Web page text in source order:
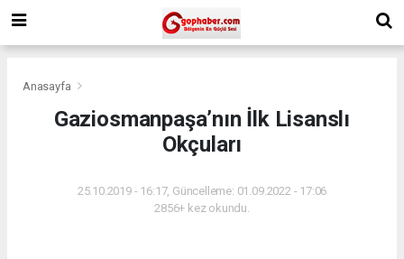
Anasayfa
Gaziosmanpaşa’nın İlk Lisanslı
Okçuları
25.10.2019 - 16:17, Güncelleme: 01.09.2022 - 17:06
2856+ kez okundu.